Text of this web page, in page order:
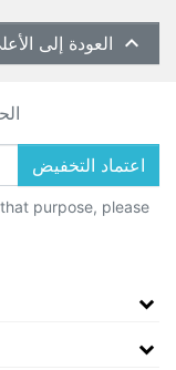

اعتماد التخفيض
purpose, please